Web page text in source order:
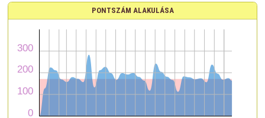
PONTSZÁM ALAKULÁSA